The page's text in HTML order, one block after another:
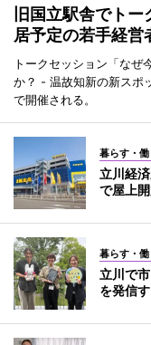
旧国立駅舎でト
居予定の若手経営
トークセッション「なぜ
か？ - 温故知新の新スポ
で開催される。
暮らす・働
立川経
で屋上開
暮らす・働
立川で
を発信